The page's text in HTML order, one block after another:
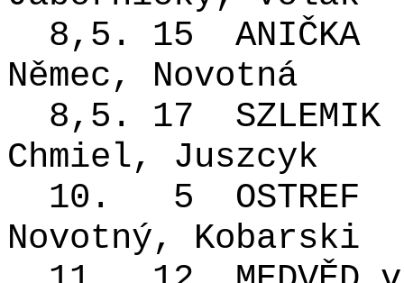
8,5. 15
ANIČKA
Němec, Novotná
8,5. 17
SZLEMIK
Chmiel, Juszcyk
10.
5
OSTREF
Novotný, Kobarski